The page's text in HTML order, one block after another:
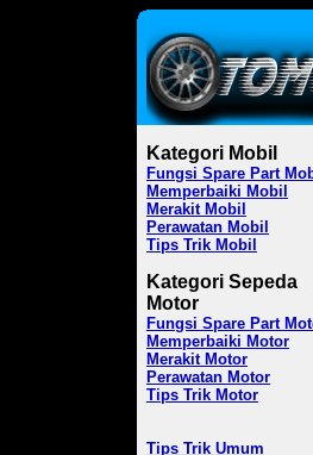
Kategori Mobil
Fungsi Spare Part
Memperbaiki Mobil
Merakit Mobil
Perawatan Mobil
Tips Trik Mobil
Kategori Sepeda
Motor
Fungsi Spare Part
Memperbaiki Motor
Merakit Motor
Perawatan Motor
Tips Trik Motor
Tips Trik Umum